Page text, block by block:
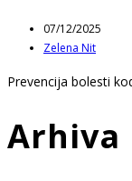
Post
published:
07/12/2025
Post
Zelena Nit
Prevencija bolesti
Arhiva